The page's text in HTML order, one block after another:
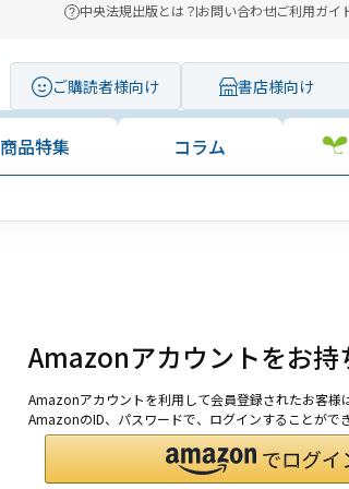
中央法規出版とは？お問い合わせご利用ガイ
ご購読者様向け 書店様向け
商品特集 コラム
Amazonアカウントをお持
Amazonアカウントを利用して会員登録されたお客様は
AmazonのID、パスワードで、ログインすることができ